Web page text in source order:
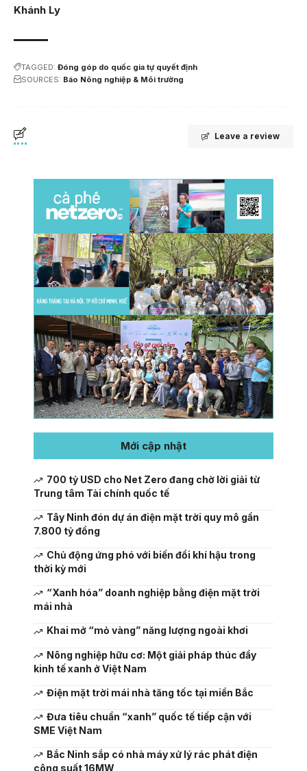
Khánh Ly
TAGGED: Đóng góp do quốc gia tự quyết định
SOURCES: Báo Nông nghiệp & Môi trường
Leave a review
Mới cập nhật
700 tỷ USD cho Net Zero đang chờ lời giải từ
Trung tâm Tài chính quốc tế
Tây Ninh đón dự án điện mặt trời quy mô gần
7.800 tỷ đồng
Chủ động ứng phó với biến đổi khí hậu trong
thời kỳ mới
“Xanh hóa” doanh nghiệp bằng điện mặt trời
mái nhà
Khai mở “mỏ vàng” năng lượng ngoài khơi
Nông nghiệp hữu cơ: Một giải pháp thúc đẩy
kinh tế xanh ở Việt Nam
Điện mặt trời mái nhà tăng tốc tại miền Bắc
Đưa tiêu chuẩn “xanh” quốc tế tiếp cận với
SME Việt Nam
Bắc Ninh sắp có nhà máy xử lý rác phát điện
công suất 16MW